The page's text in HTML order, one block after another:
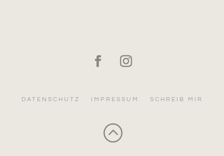
DATENSCHUTZ IMPRESSUM SCHREIB MIR
: